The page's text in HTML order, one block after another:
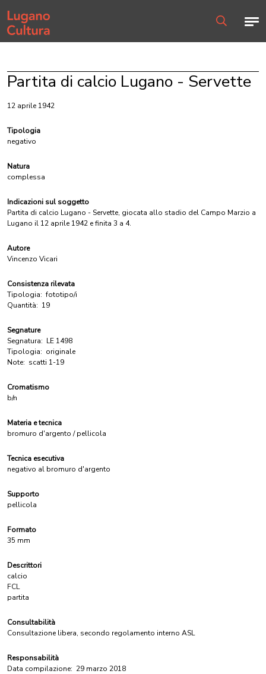
Home page
Partita di calcio Lugano - Servette
12 aprile 1942
Tipologia
negativo
Natura
complessa
Indicazioni sul soggetto
Partita di calcio Lugano - Servette, giocata allo stadio del Campo Marzio a
Lugano il 12 aprile 1942 e finita 3 a 4.
Autore
Vincenzo Vicari
Consistenza rilevata
Tipologia: fototipo/i
Quantità: 19
Segnature
Segnatura: LE 1498
Tipologia: originale
Note: scatti 1-19
Cromatismo
b/n
Materia e tecnica
bromuro d'argento / pellicola
Tecnica esecutiva
negativo al bromuro d'argento
Supporto
pellicola
Formato
35 mm
Descrittori
calcio
FCL
partita
Consultabilità
Consultazione libera, secondo regolamento interno ASL
Responsabilità
Data compilazione: 29 marzo 2018